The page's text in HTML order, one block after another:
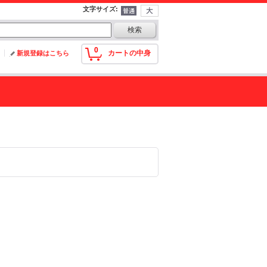
文字サイズ:
0 カートの中身
新規登録はこちら